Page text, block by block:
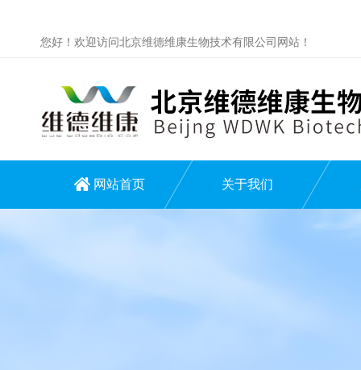
您好！欢迎访问北京维德维康生物技术有限公司网站！
网站首页 关于我们